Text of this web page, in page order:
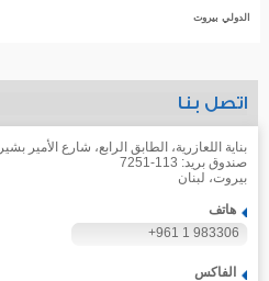
الدولي بيروت
اتصل بنا
بناية اللعازرية، الطابق الرابع، شارع الأمير
صندوق بريد: 113-7251
بيروت، لبنان
هاتف
+961 1 983306
الفاكس